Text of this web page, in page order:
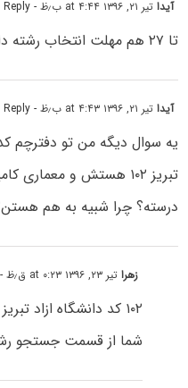
آیداتیر ۲۱, ۱۳۹۶ at ۴:۴۴ ب٫ظ - Reply
تا ۲۷ هم مهلت انتخاب رشته داریم؟
آیداتیر ۲۱, ۱۳۹۶ at ۴:۴۳ ب٫ظ - Reply
یه سوال دیگه من تو دفترچم
درسته؟ چرا شبیه به هم
زهراتیر ۲۳, ۱۳۹۶ at ۰:۲۳ ق٫ظ - Reply
۱۰۲ کد دانشگاه
شما از قسمت جستجو